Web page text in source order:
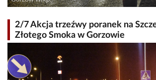
2/7 Akcja trzeźwy poranek na
Złotego Smoka w Gorzowie